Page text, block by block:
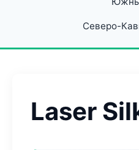
Северо-
Laser